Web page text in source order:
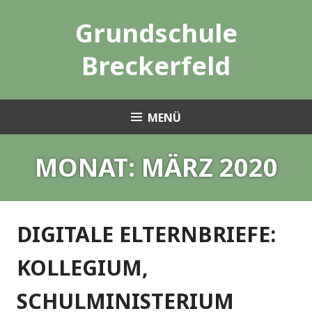
Grundschule
Breckerfeld
MENÜ
MONAT: MÄRZ 2020
DIGITALE ELTERNBRIEFE:
KOLLEGIUM,
SCHULMINISTERIUM